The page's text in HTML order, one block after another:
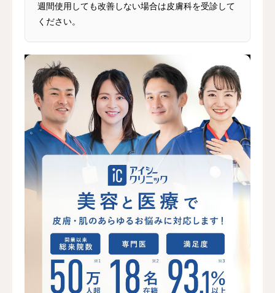
週間使用しても改善しない場合は皮膚科を受診して
ください。